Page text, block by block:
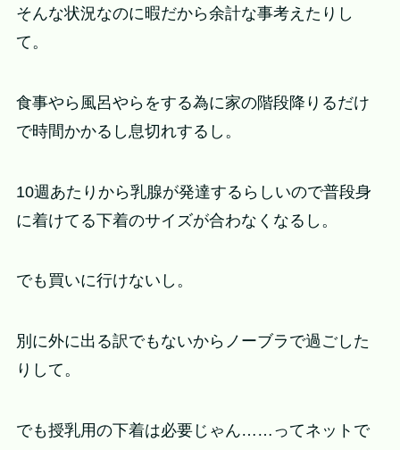
そんな状況なのに暇だから余計な事考えたりし
て。
食事やら風呂やらをする為に家の階段降りるだけ
で時間かかるし息切れするし。
10週あたりから乳腺が発達するらしいので普段身
に着けてる下着のサイズが合わなくなるし。
でも買いに行けないし。
別に外に出る訳でもないからノーブラで過ごした
りして。
でも授乳用の下着は必要じゃん……ってネットで